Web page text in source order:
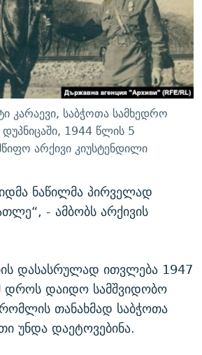
კარაევი, საბჭოთა სამხედრო
1944 წლის 5
არქივი კიუსტენდილი
ნაწილმა პირველად
- ამბობს არქივის
დასასრულად ითვლება 1947
დროს დაიდო სამშვიდობო
თანახმად საბჭოთა
უნდა დაეტოვებინა.